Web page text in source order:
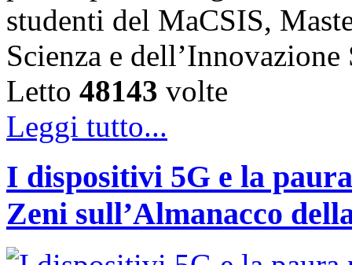
studenti del MaCSIS,
Scienza e
Letto 48143 volte
Leggi tutto...
I dispositivi 5G e la
Zeni sull’Almanacco